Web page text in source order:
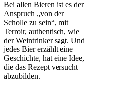
Bei allen Bieren ist es der
Anspruch „von der
Scholle zu sein“, mit
Terroir, authentisch, wie
der Weintrinker sagt. Und
jedes Bier erzählt eine
Geschichte, hat eine Idee,
die das Rezept versucht
abzubilden.